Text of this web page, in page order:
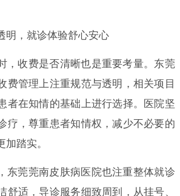
明，就诊体验舒心安心
，收费是否清晰也是重要考量。东莞
费管理上注重规范与透明，相关项目
者在知情的基础上进行选择。医院坚
疗，尊重患者知情权，减少不必要的
踏实。
东莞莞南皮肤病医院也注重整体就诊
舒适，导诊服务细致周到，从挂号、